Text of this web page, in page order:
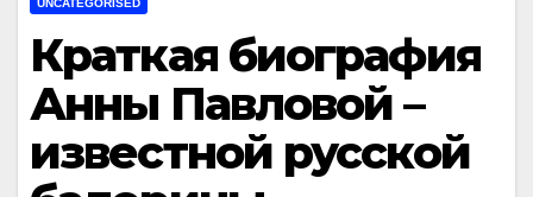
UNCATEGORISED
Краткая биография
Анны Павловой –
известной русской